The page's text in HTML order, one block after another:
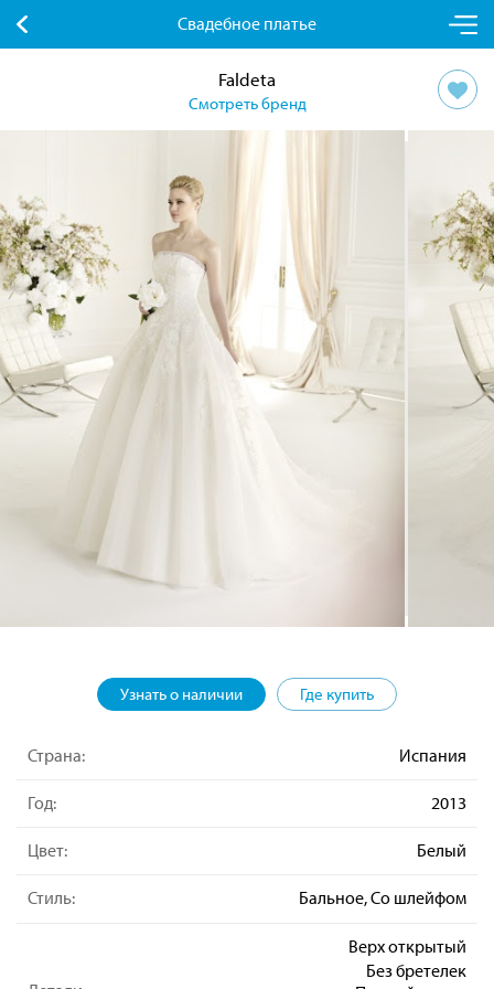
Свадебное платье
Faldeta
Смотреть бренд
Узнать о наличии Где купить
Страна: Испания
Год: 2013
Цвет: Белый
Стиль: Бальное, Со шлейфом
Верх открытый
Без бретелек